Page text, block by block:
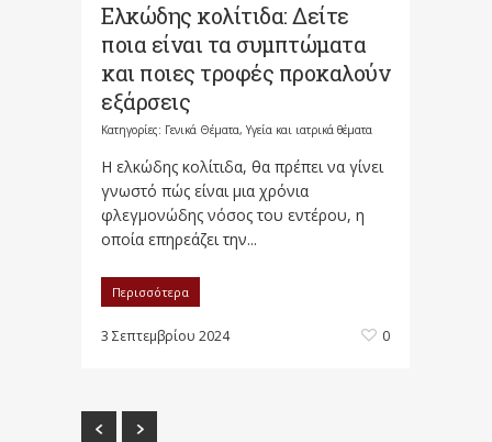
Ελκώδης κολίτιδα: Δείτε
ποια είναι τα συμπτώματα
και ποιες τροφές προκαλούν
εξάρσεις
Κατηγορίες: Γενικά Θέματα, Υγεία και ιατρικά θέματα
Η ελκώδης κολίτιδα, θα πρέπει να γίνει
γνωστό πώς είναι μια χρόνια
φλεγμονώδης νόσος του εντέρου, η
οποία επηρεάζει την...
Περισσότερα
3 Σεπτεμβρίου 2024 0